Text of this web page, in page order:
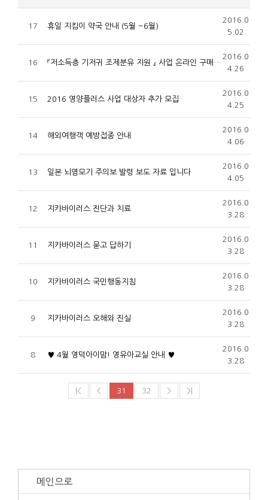
17 휴일 지킴이 약국 안내 (5월 ~6월)
2016.0
5.02
16 『저소득층 기저귀 조제분유 지원 』 사업 온라인 구매처 확대 안내
2016.0
4.26
15 2016 영양플러스 사업 대상자 추가 모집
2016.0
4.25
14 해외여행객 예방접종 안내
2016.0
4.06
13 일본 뇌염모기 주의보 발령 보도 자료 입니다
2016.0
4.05
12 지카바이러스 진단과 치료
2016.0
3.28
11 지카바이러스 묻고 답하기
2016.0
3.28
10 지카바이러스 국민행동지침
2016.0
3.28
9 지카바이러스 오해와 진실
2016.0
3.28
8 ♥ 4월 영덕아이맘! 영유아교실 안내 ♥
2016.0
3.28
|< < 31 32 > >|
메인으로